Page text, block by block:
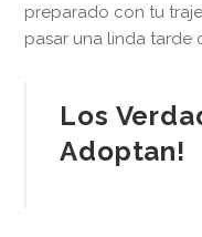
preparado con tu
pasar una linda tarde
Los
Adoptan!